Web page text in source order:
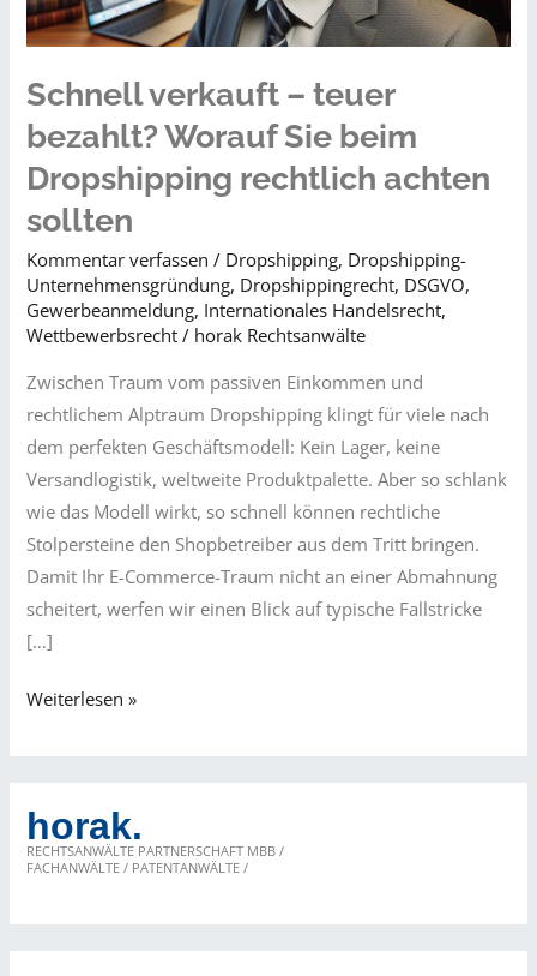
Schnell verkauft – teuer
bezahlt? Worauf Sie beim
Dropshipping rechtlich achten
sollten
Kommentar verfassen / Dropshipping, Dropshipping-
Unternehmensgründung, Dropshippingrecht, DSGVO,
Gewerbeanmeldung, Internationales Handelsrecht,
Wettbewerbsrecht​ / horak Rechtsanwälte
Zwischen Traum vom passiven Einkommen und
rechtlichem Alptraum Dropshipping klingt für viele nach
dem perfekten Geschäftsmodell: Kein Lager, keine
Versandlogistik, weltweite Produktpalette. Aber so schlank
wie das Modell wirkt, so schnell können rechtliche
Stolpersteine den Shopbetreiber aus dem Tritt bringen.
Damit Ihr E-Commerce-Traum nicht an einer Abmahnung
scheitert, werfen wir einen Blick auf typische Fallstricke
[…]
Schnell
bezahlt?
Worauf
Weiterlesen »
horak.
RECHTSANWÄLTE PARTNERSCHAFT MBB /
FACHANWÄLTE / PATENTANWÄLTE /